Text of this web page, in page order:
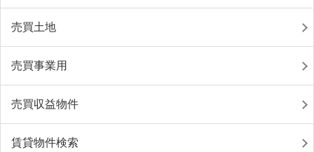
売買土地
売買事業用
売買収益物件
賃貸物件検索